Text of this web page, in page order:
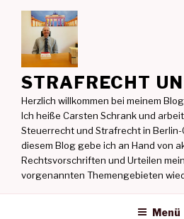
springen
STRAFRECHT
Herzlich willkommen bei meinem
Ich heiße Carsten Schrank und
Steuerrecht und Strafrecht in
diesem Blog gebe ich an Hand von
Rechtsvorschriften und Urteilen
vorgenannten Themengebieten
Menü